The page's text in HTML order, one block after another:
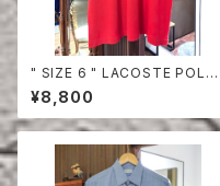
" SIZE 6 " LACOSTE POLO
SHIRT RED
¥8,800